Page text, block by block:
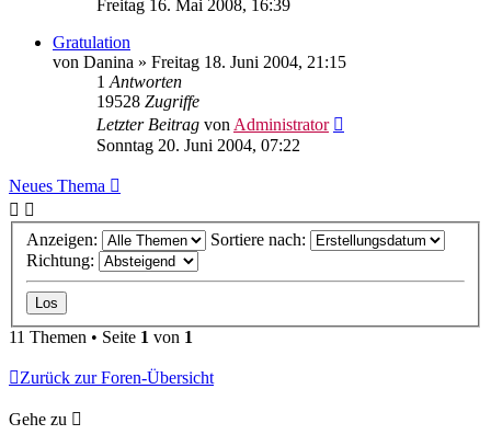
Freitag 16. Mai 2008, 16:39
Gratulation
von Danina » Freitag 18. Juni 2004, 21:15
1 Antworten
19528 Zugriffe
Letzter Beitrag von Administrator
Sonntag 20. Juni 2004, 07:22
Neues Thema
Anzeigen:
Sortiere nach:
Richtung:
11 Themen • Seite 1 von 1
Zurück zur Foren-Übersicht
Gehe zu